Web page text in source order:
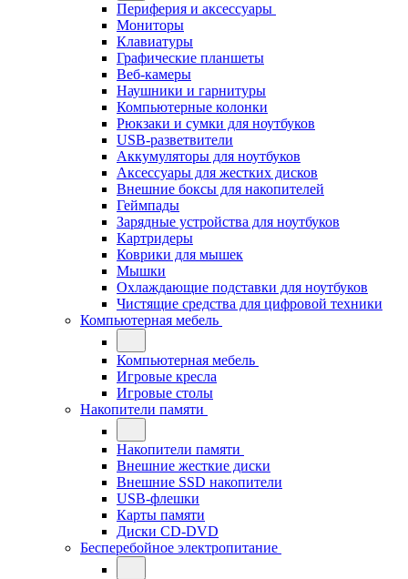
Периферия и аксессуары
Мониторы
Клавиатуры
Графические планшеты
Веб-камеры
Наушники и гарнитуры
Компьютерные колонки
Рюкзаки и сумки для ноутбуков
USB-разветвители
Аккумуляторы для ноутбуков
Аксессуары для жестких дисков
Внешние боксы для накопителей
Геймпады
Зарядные устройства для ноутбуков
Картридеры
Коврики для мышек
Мышки
Охлаждающие подставки для ноутбуков
Чистящие средства для цифровой техники
Компьютерная мебель
Компьютерная мебель
Игровые кресла
Игровые столы
Накопители памяти
Накопители памяти
Внешние жесткие диски
Внешние SSD накопители
USB-флешки
Карты памяти
Диски CD-DVD
Бесперебойное электропитание